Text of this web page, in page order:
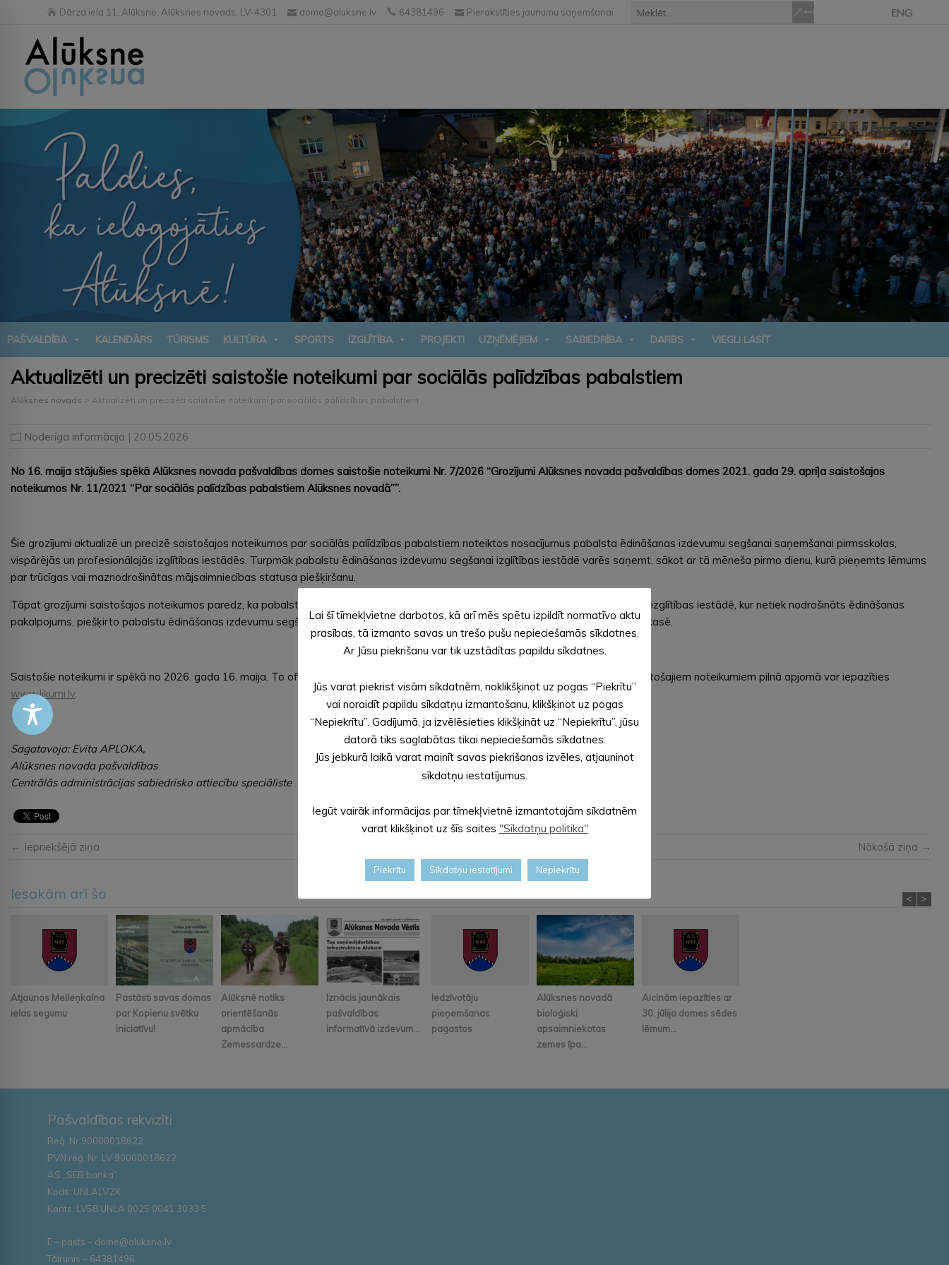
Dārza iela 11, Alūksne, Alūksnes novads, LV-4301 dome@aluksne.lv 64381496 Pierakstīties jaunumu saņemšanai
PAŠVALDĪBA KALENDĀRS TŪRISMS KULTŪRA SPORTS IZGLĪTĪBA PROJEKTI UZŅĒMĒJIEM SABIEDRĪBA DARBS VIEGLI LASĪT
Aktualizēti un precizēti saistošie noteikumi par sociālās palīdzības pabalstiem
Alūksnes novads > Aktualizēti un precizēti saistošie noteikumi par sociālās palīdzības pabalstiem
Noderīga informācija | 20.05.2026
No 16. maija stājušies spēkā Alūksnes novada pašvaldības domes saistošie noteikumi Nr. 7/2026 “Grozījumi Alūksnes novada pašvaldības domes 2021. gada 29. aprīļa saistošajos
noteikumos Nr. 11/2021 “Par sociālās palīdzības pabalstiem Alūksnes novadā””.
Šie grozījumi aktualizē un precizē saistošajos noteikumos par sociālās palīdzības pabalstiem noteiktos nosacījumus pabalsta ēdināšanas izdevumu segšanai saņemšanai pirmsskolas,
vispārējās un profesionālajās izglītības iestādēs. Turpmāk pabalstu ēdināšanas izdevumu segšanai izglītības iestādē varēs saņemt, sākot ar tā mēneša pirmo dienu, kurā pieņemts lēmums
par trūcīgas vai maznodrošinātas mājsaimniecības statusa piešķiršanu.
Tāpat grozījumi saistošajos noteikumos paredz, ka pabalstu ēdināšanas izdevumu segšanai varēs saņemt arī audzēkņi, kuri mācās izglītības iestādē, kur netiek nodrošināts ēdināšanas
pakalpojums, piešķirto pabalstu ēdināšanas izdevumu segšanai pārskaitot pabalsta pieprasītāja kontā vai izmaksājot pašvaldības kasē.
Saistošie noteikumi ir spēkā no 2026. gada 16. maija. To oficiālā publikācija izdevuma “Latvijas Vēstnesis” 15. maija numurā. Ar saistošajiem noteikumiem pilnā apjomā var iepazīties
www.likumi.lv.
Sagatavoja: Evita APLOKA,
Alūksnes novada pašvaldības
Centrālās administrācijas sabiedrisko attiecību speciāliste
← Iepriekšējā ziņa Nākošā ziņa →
Iesakām arī šo
Atjaunos Melleņkalna
ielas segumu
Pastāsti savas domas
par Kopienu svētku
iniciatīvu!
Alūksnē notiks
orientēšanās
apmācība
Zemessardze...
Iznācis jaunākais
pašvaldības
informatīvā izdevum...
Iedzīvotāju
pieņemšanas
pagastos
Alūksnes novadā
bioloģiski
apsaimniekotas
zemes īpa...
Aicinām iepazīties ar
30. jūlija domes sēdes
lēmum...
< >
Pašvaldības rekvizīti
Reģ. Nr.90000018622
PVN reģ. Nr. LV 90000018622
AS „SEB banka”
Kods: UNLALV2X
Konts: LV58 UNLA 0025 0041 3033 5
E – pasts – dome@aluksne.lv
Tālrunis – 64381496
Lai šī tīmekļvietne darbotos, kā arī mēs spētu izpildīt normatīvo aktu
prasības, tā izmanto savas un trešo pušu nepieciešamās sīkdatnes.
Ar Jūsu piekrišanu var tik uzstādītas papildu sīkdatnes.
Jūs varat piekrist visām sīkdatnēm, noklikšķinot uz pogas “Piekrītu”
vai noraidīt papildu sīkdatņu izmantošanu, klikšķinot uz pogas
“Nepiekrītu”. Gadījumā, ja izvēlēsieties klikšķināt uz “Nepiekrītu”, jūsu
datorā tiks saglabātas tikai nepieciešamās sīkdatnes.
Jūs jebkurā laikā varat mainīt savas piekrišanas izvēles, atjauninot
sīkdatņu iestatījumus.
Iegūt vairāk informācijas par tīmekļvietnē izmantotajām sīkdatnēm
varat klikšķinot uz šīs saites "Sīkdatņu politika"
Piekrītu Sīkdatņu iestatījumi Nepiekrītu